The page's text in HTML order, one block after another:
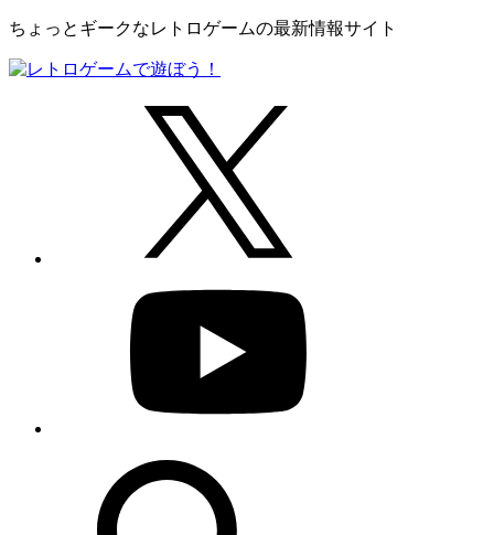
ちょっとギークなレトロゲームの最新情報サイト